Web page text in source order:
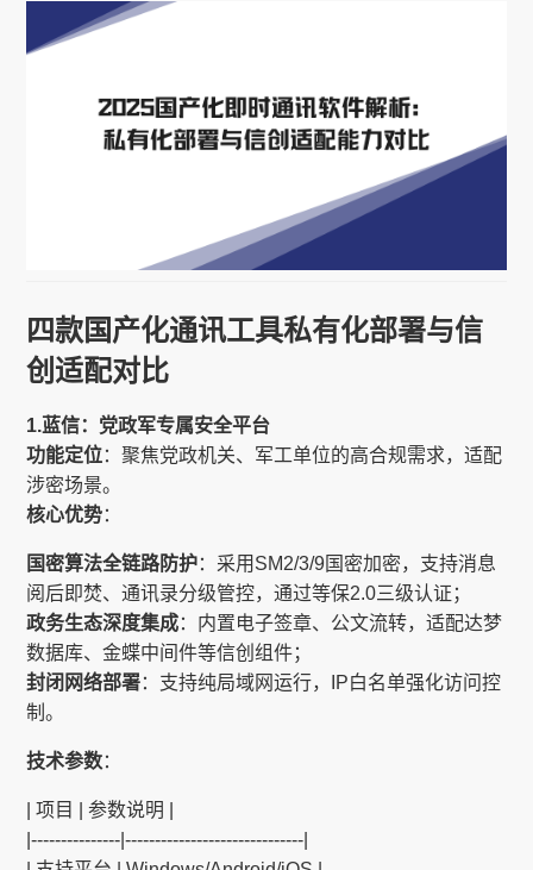
四款国产化通讯工具私有化部署与信
创适配对比
1.蓝信：党政军专属安全平台
功能定位：聚焦党政机关、军工单位的高合规需求，适配
涉密场景。
核心优势：
国密算法全链路防护：采用SM2/3/9国密加密，支持消息
阅后即焚、通讯录分级管控，通过等保2.0三级认证；
政务生态深度集成：内置电子签章、公文流转，适配达梦
数据库、金蝶中间件等信创组件；
封闭网络部署：支持纯局域网运行，IP白名单强化访问控
制。
技术参数：
| 项目 | 参数说明 |
|---------------|------------------------------|